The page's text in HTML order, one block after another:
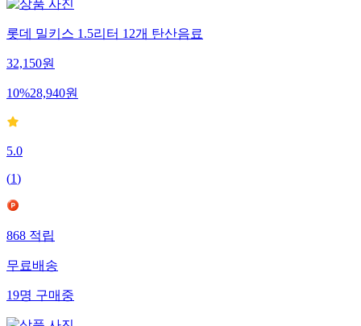
롯데 밀키스 1.5리터 12개 탄산음료
32,150원
10%28,940원
5.0
(1)
868적립
무료배송
19명구매중